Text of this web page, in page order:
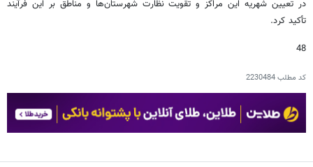
در تعیین شهریه این مراکز و تقویت نظارت شهرستان‌ها و مناطق بر این فرآیند
تأکید کرد.
48
کد مطلب2230484